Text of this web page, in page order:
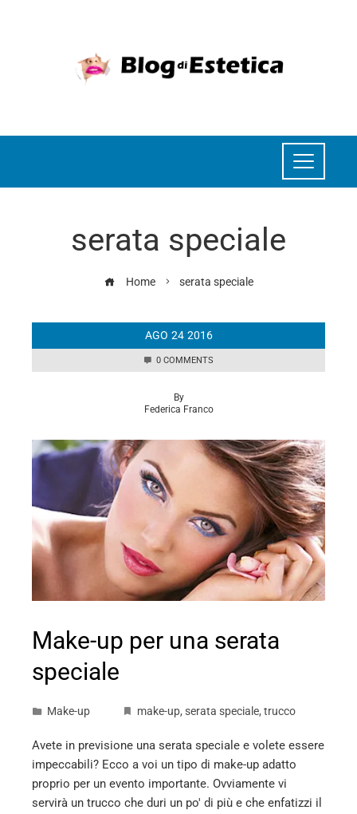
serata speciale
Home serata speciale
AGO 24 2016
0 COMMENTS
By
Federica Franco
Make-up per una serata
speciale
Make-up make-up, serata speciale, trucco
Avete in previsione una serata speciale e volete essere
impeccabili? Ecco a voi un tipo di make-up adatto
proprio per un evento importante. Ovviamente vi
servirà un trucco che duri un po' di più e che enfatizzi il